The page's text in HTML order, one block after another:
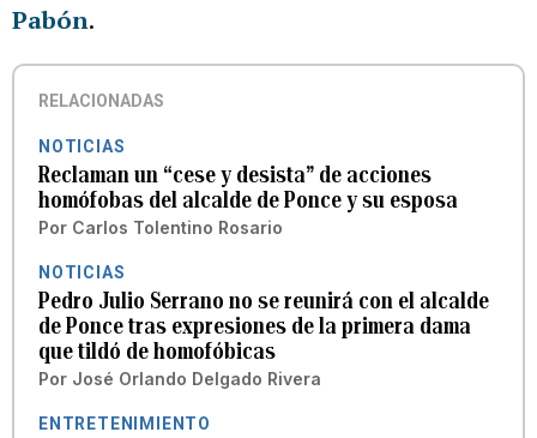
Pabón.
RELACIONADAS
NOTICIAS
Reclaman un “cese y desista” de acciones
homófobas del alcalde de Ponce y su esposa
Por Carlos Tolentino Rosario
NOTICIAS
Pedro Julio Serrano no se reunirá con el alcalde
de Ponce tras expresiones de la primera dama
que tildó de homofóbicas
Por José Orlando Delgado Rivera
ENTRETENIMIENTO